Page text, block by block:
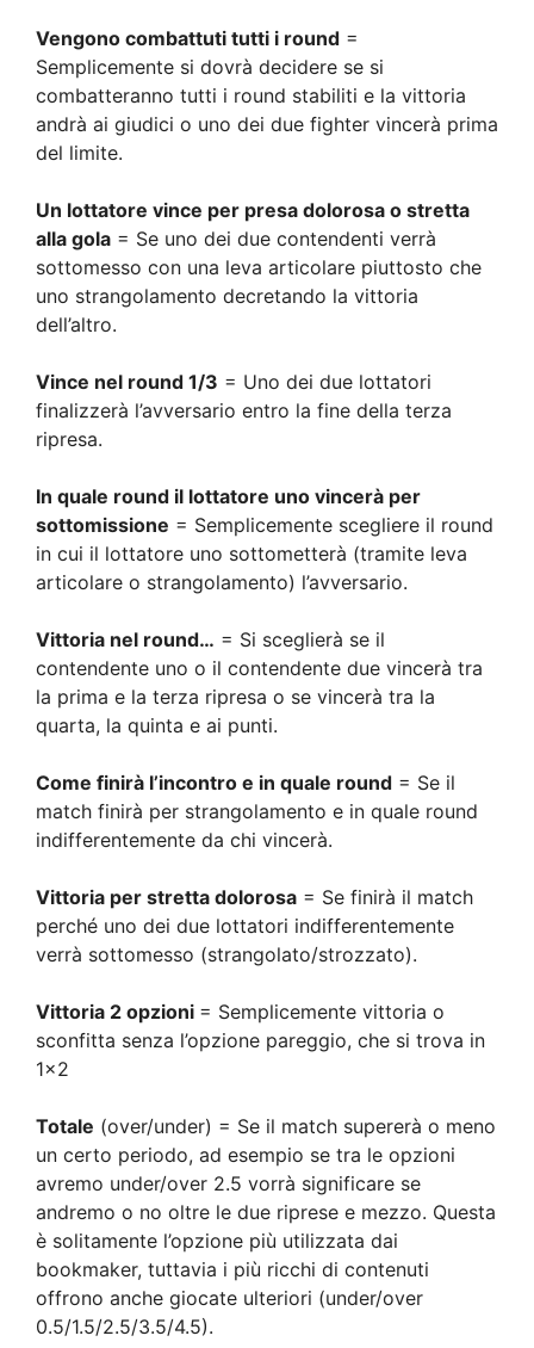
Vengono combattuti tutti i round =
Semplicemente si dovrà decidere se si
combatteranno tutti i round stabiliti e la vittoria
andrà ai giudici o uno dei due fighter vincerà prima
del limite.
Un lottatore vince per presa dolorosa o stretta
alla gola = Se uno dei due contendenti verrà
sottomesso con una leva articolare piuttosto che
uno strangolamento decretando la vittoria
dell’altro.
Vince nel round 1/3 = Uno dei due lottatori
finalizzerà l’avversario entro la fine della terza
ripresa.
In quale round il lottatore uno vincerà per
sottomissione = Semplicemente scegliere il round
in cui il lottatore uno sottometterà (tramite leva
articolare o strangolamento) l’avversario.
Vittoria nel round… = Si sceglierà se il
contendente uno o il contendente due vincerà tra
la prima e la terza ripresa o se vincerà tra la
quarta, la quinta e ai punti.
Come finirà l’incontro e in quale round = Se il
match finirà per strangolamento e in quale round
indifferentemente da chi vincerà.
Vittoria per stretta dolorosa = Se finirà il match
perché uno dei due lottatori indifferentemente
verrà sottomesso (strangolato/strozzato).
Vittoria 2 opzioni = Semplicemente vittoria o
sconfitta senza l’opzione pareggio, che si trova in
1×2
Totale (over/under) = Se il match supererà o meno
un certo periodo, ad esempio se tra le opzioni
avremo under/over 2.5 vorrà significare se
andremo o no oltre le due riprese e mezzo. Questa
è solitamente l’opzione più utilizzata dai
bookmaker, tuttavia i più ricchi di contenuti
offrono anche giocate ulteriori (under/over
0.5/1.5/2.5/3.5/4.5).